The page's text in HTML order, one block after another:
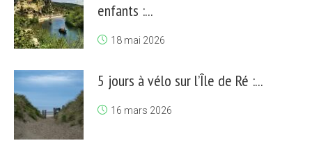
enfants :...
18 mai 2026
5 jours à vélo sur l’Île de Ré :...
16 mars 2026